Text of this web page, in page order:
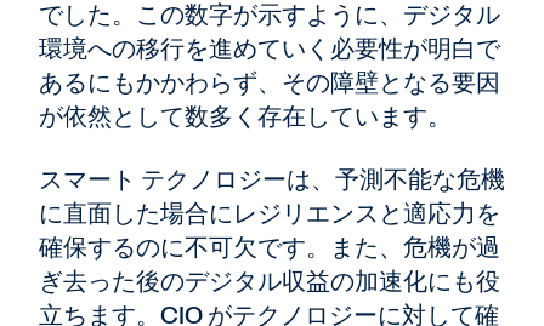
でした。この数字が示すように、デジタル
環境への移行を進めていく必要性が明白で
あるにもかかわらず、その障壁となる要因
が依然として数多く存在しています。
スマート テクノロジーは、予測不能な危機
に直面した場合にレジリエンスと適応力を
確保するのに不可欠です。また、危機が過
ぎ去った後のデジタル収益の加速化にも役
立ちます。CIO がテクノロジーに対して確